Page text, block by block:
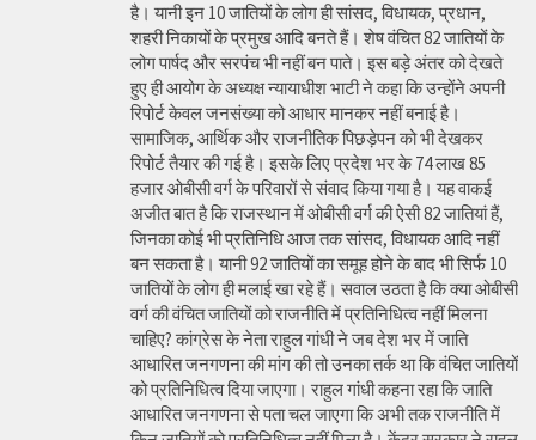
है। यानी इन 10 जातियों के लोग ही सांसद, विधायक, प्रधान,
शहरी निकायों के प्रमुख आदि बनते हैं। शेष वंचित 82 जातियों के
लोग पार्षद और सरपंच भी नहीं बन पाते। इस बड़े अंतर को देखते
हुए ही आयोग के अध्यक्ष न्यायाधीश भाटी ने कहा कि उन्होंने अपनी
रिपोर्ट केवल जनसंख्या को आधार मानकर नहीं बनाई है।
सामाजिक, आर्थिक और राजनीतिक पिछड़ेपन को भी देखकर
रिपोर्ट तैयार की गई है। इसके लिए प्रदेश भर के 74 लाख 85
हजार ओबीसी वर्ग के परिवारों से संवाद किया गया है। यह वाकई
अजीत बात है कि राजस्थान में ओबीसी वर्ग की ऐसी 82 जातियां हैं,
जिनका कोई भी प्रतिनिधि आज तक सांसद, विधायक आदि नहीं
बन सकता है। यानी 92 जातियों का समूह होने के बाद भी सिर्फ 10
जातियों के लोग ही मलाई खा रहे हैं। सवाल उठता है कि क्या ओबीसी
वर्ग की वंचित जातियों को राजनीति में प्रतिनिधित्व नहीं मिलना
चाहिए? कांग्रेस के नेता राहुल गांधी ने जब देश भर में जाति
आधारित जनगणना की मांग की तो उनका तर्क था कि वंचित जातियों
को प्रतिनिधित्व दिया जाएगा। राहुल गांधी कहना रहा कि जाति
आधारित जनगणना से पता चल जाएगा कि अभी तक राजनीति में